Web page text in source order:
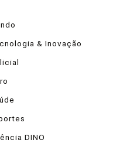
& Inovação
DINO